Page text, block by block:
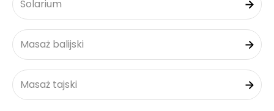
Solarium
Masaż balijski
Masaż tajski